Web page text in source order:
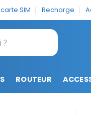
SIM Recharge
ROUTEUR